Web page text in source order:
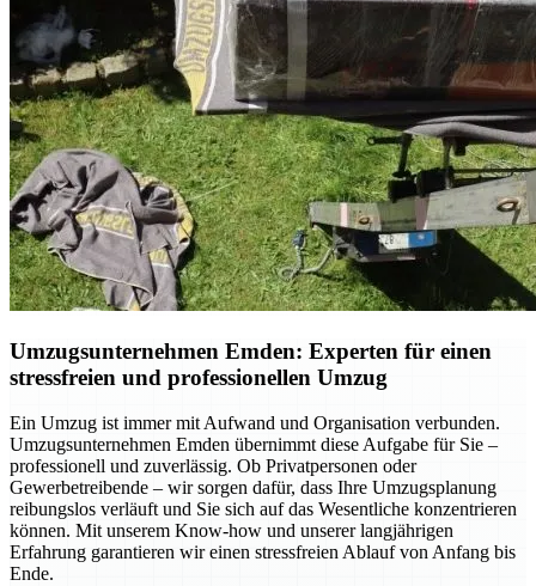
Umzugsunternehmen Emden: Experten für einen
stressfreien und professionellen Umzug
Ein Umzug ist immer mit Aufwand und Organisation verbunden.
Umzugsunternehmen Emden übernimmt diese Aufgabe für Sie –
professionell und zuverlässig. Ob Privatpersonen oder
Gewerbetreibende – wir sorgen dafür, dass Ihre Umzugsplanung
reibungslos verläuft und Sie sich auf das Wesentliche konzentrieren
können. Mit unserem Know-how und unserer langjährigen
Erfahrung garantieren wir einen stressfreien Ablauf von Anfang bis
Ende.